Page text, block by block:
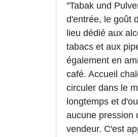
"Tabak und
d'entrée, le goût
lieu dédié aux
tabacs et aux
également en
café. Accueil
circuler dans le
longtemps et
aucune pression
vendeur. C'est